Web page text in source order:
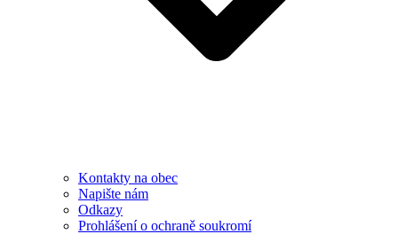
Kontakty na obec
Napište nám
Odkazy
Prohlášení o ochraně soukromí